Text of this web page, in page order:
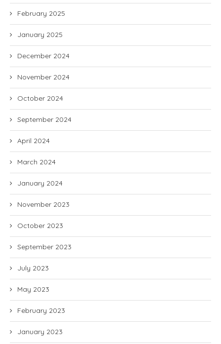
February 2025
January 2025
December 2024
November 2024
October 2024
September 2024
April 2024
March 2024
January 2024
November 2023
October 2023
September 2023
July 2023
May 2023
February 2023
January 2023